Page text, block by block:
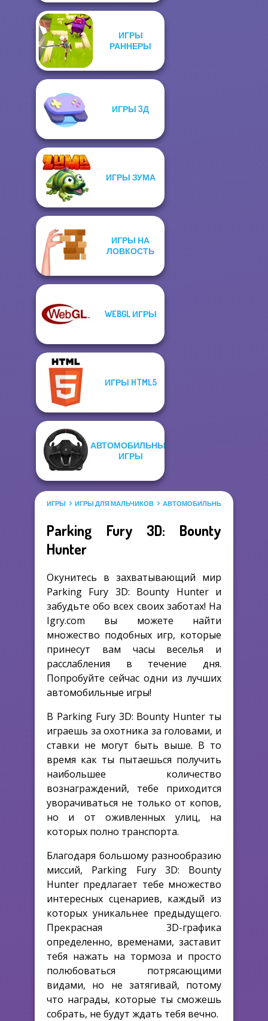
ИГРЫ
РАННЕРЫ
ИГРЫ 3Д
ИГРЫ ЗУМА
ИГРЫ НА
ЛОВКОСТЬ
WEBGL ИГРЫ
ИГРЫ HTML5
АВТОМОБИЛЬНЫЕ
ИГРЫ
ИГРЫ ИГРЫ ДЛЯ МАЛЬЧИКОВ АВТОМОБИЛЬНЫЕ ИГРЫ
Parking Fury 3D: Bounty
Hunter
Окунитесь в захватывающий мир
Parking Fury 3D: Bounty Hunter и
забудьте обо всех своих заботах! На
Igry.com вы можете найти
множество подобных игр, которые
принесут вам часы веселья и
расслабления в течение дня.
Попробуйте сейчас одни из лучших
автомобильные игры!
В Parking Fury 3D: Bounty Hunter ты
играешь за охотника за головами, и
ставки не могут быть выше. В то
время как ты пытаешься получить
наибольшее количество
вознаграждений, тебе приходится
уворачиваться не только от копов,
но и от оживленных улиц, на
которых полно транспорта.
Благодаря большому разнообразию
миссий, Parking Fury 3D: Bounty
Hunter предлагает тебе множество
интересных сценариев, каждый из
которых уникальнее предыдущего.
Прекрасная 3D-графика
определенно, временами, заставит
тебя нажать на тормоза и просто
полюбоваться потрясающими
видами, но не затягивай, потому
что награды, которые ты сможешь
собрать, не будут ждать тебя вечно.